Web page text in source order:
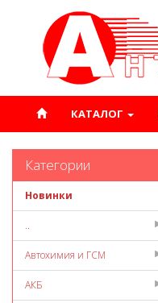
КАТАЛОГ
Категории
Новинки
..
Автохимия и ГСМ
АКБ